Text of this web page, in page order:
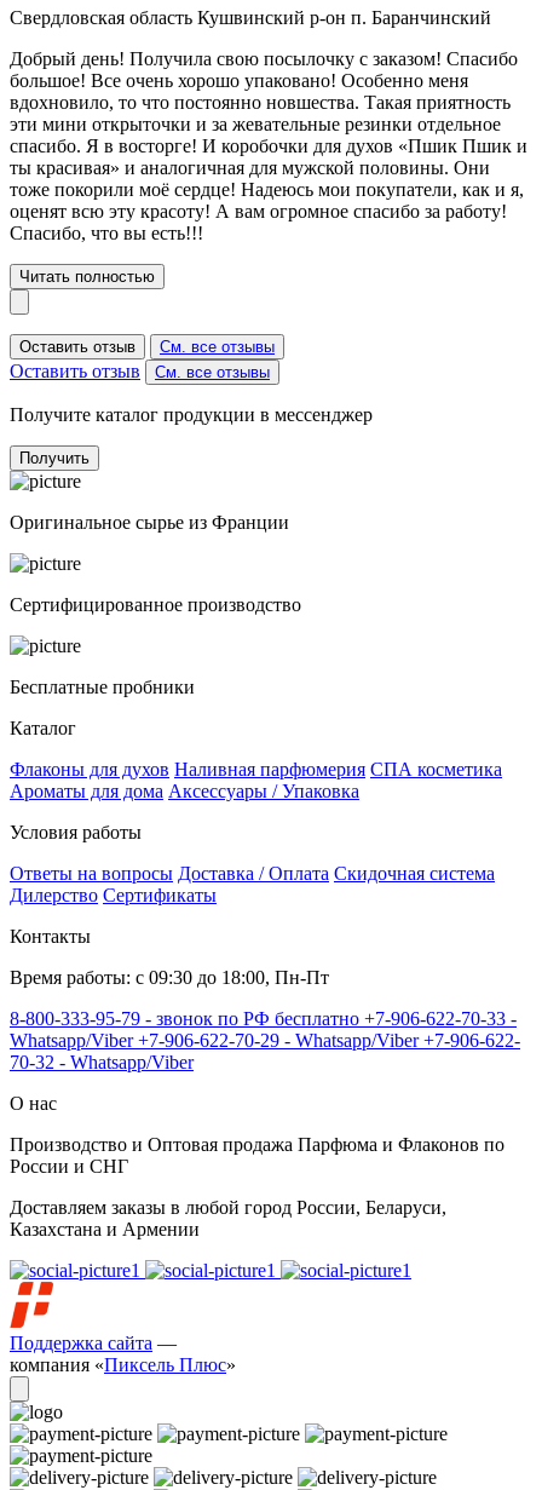
Свердловская область Кушвинский р-он п. Баранчинский
Добрый день! Получила свою посылочку с заказом! Спасибо
большое! Все очень хорошо упаковано! Особенно меня
вдохновило, то что постоянно новшества. Такая приятность
эти мини открыточки и за жевательные резинки отдельное
спасибо. Я в восторге! И коробочки для духов «Пшик Пшик и
ты красивая» и аналогичная для мужской половины. Они
тоже покорили моё сердце! Надеюсь мои покупатели, как и я,
оценят всю эту красоту! А вам огромное спасибо за работу!
Спасибо, что вы есть!!!
Читать полностью
Оставить отзыв См. все отзывы
Оставить отзыв См. все отзывы
Получите каталог продукции в мессенджер
Получить
Оригинальное сырье из Франции
Сертифицированное производство
Бесплатные пробники
Каталог
Флаконы для духов Наливная парфюмерия СПА косметика
Ароматы для дома Аксессуары / Упаковка
Условия работы
Ответы на вопросы Доставка / Оплата Скидочная система
Дилерство Сертификаты
Контакты
Время работы: с 09:30 до 18:00, Пн-Пт
8-800-333-95-79 - звонок по РФ бесплатно +7-906-622-70-33 -
Whatsapp/Viber+7-906-622-70-29 - Whatsapp/Viber+7-906-622-
70-32 - Whatsapp/Viber
О нас
Производство и Оптовая продажа Парфюма и Флаконов по
России и СНГ
Доставляем заказы в любой город России, Беларуси,
Казахстана и Армении
Поддержка сайта —
компания «Пиксель Плюс»